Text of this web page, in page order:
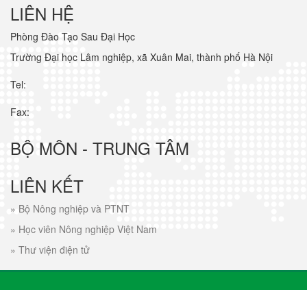
LIÊN HỆ
Phòng Đào Tạo Sau Đại Học
Trường Đại học Lâm nghiệp, xã Xuân Mai, thành phố Hà Nội
Tel:
Fax:
BỘ MÔN - TRUNG TÂM
LIÊN KẾT
» Bộ Nông nghiệp và PTNT
» Học viên Nông nghiệp Việt Nam
» Thư viện điện tử